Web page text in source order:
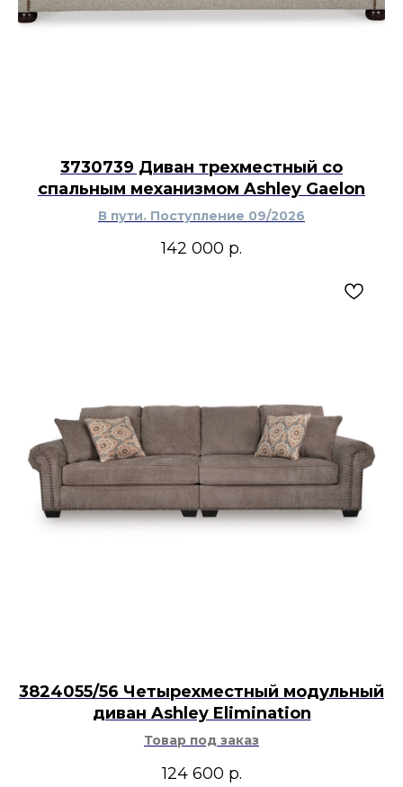
3730739 Диван трехместный со
спальным механизмом Ashley Gaelon
В пути. Поступление 09/2026
142 000 р.
3824055/56 Четырехместный модульный
диван Ashley Elimination
Товар под заказ
124 600 р.